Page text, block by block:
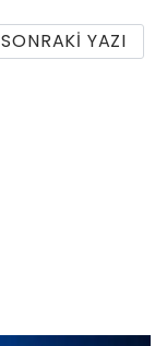
SONRAKI YAZI